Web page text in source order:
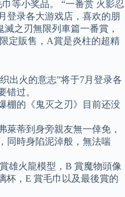
等小奖品。 “一番赏 火影忍
登录各大游戏店，喜欢的朋
之刃無限列車篇一番賞，
定販售，A賞是炎柱的超精
出火的意志”将于7月登录各
错过。
棚的《鬼灭之刃》目前还没
萊蒂到身旁親友無一倖免，
同時身陷泥淖般，無法喘
雄火龍模型，B 賞魔物頭像
杯，E 賞毛巾以及最後賞的